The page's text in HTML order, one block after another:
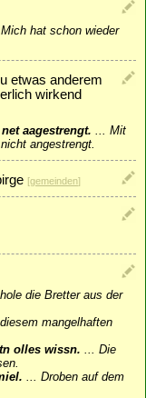
Mich hat schon wieder
etwas anderem
wirkend
aagestrengt.
Mit
angestrengt.
[gemeinden]
die Bretter aus der
mangelhaften
olles wissn.
Die
Droben auf dem